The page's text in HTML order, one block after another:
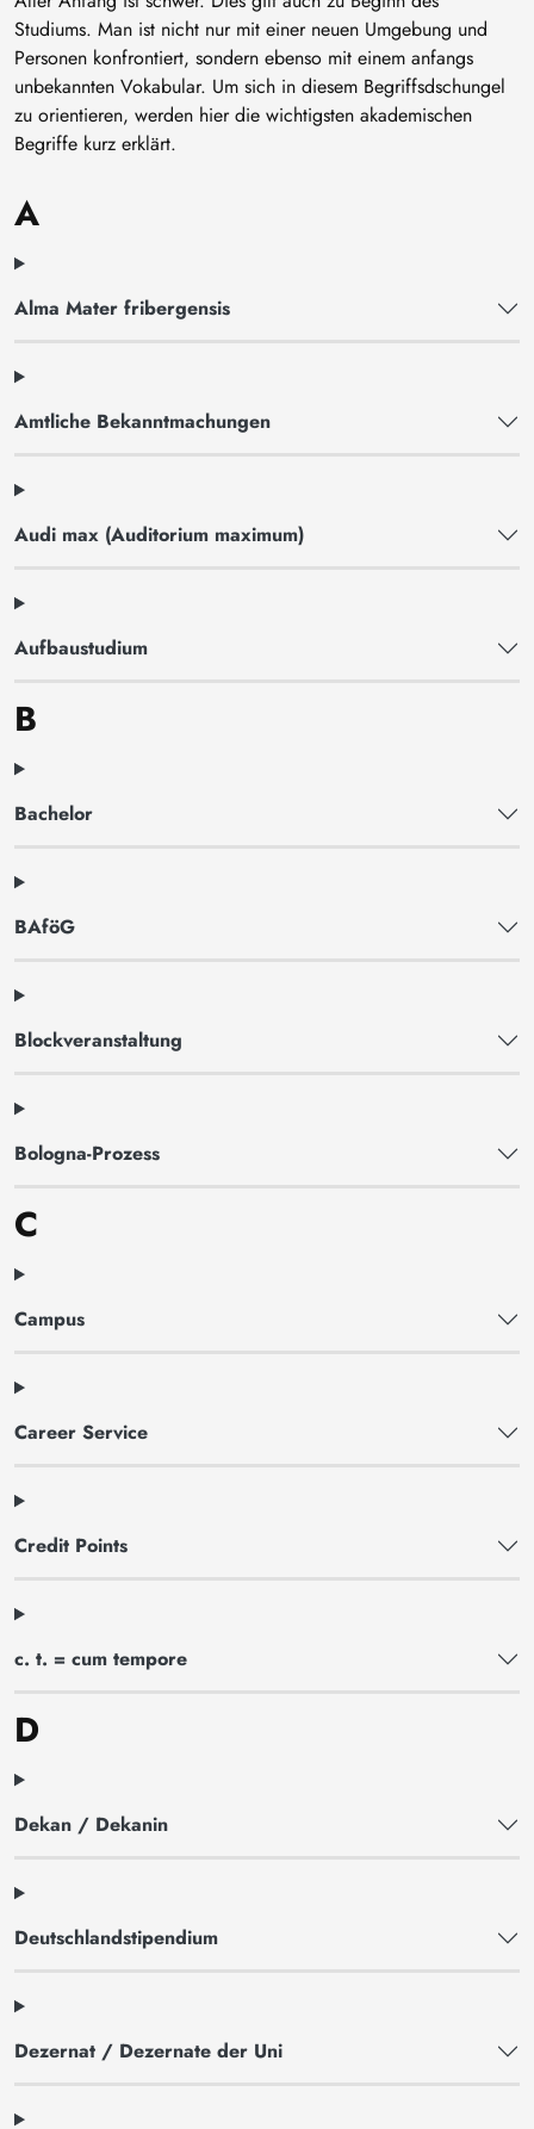
Studiums. Man ist nicht nur mit einer neuen Umgebung und
Personen konfrontiert, sondern ebenso mit einem anfangs
unbekannten Vokabular. Um sich in diesem Begriffsdschungel
zu orientieren, werden hier die wichtigsten akademischen
Begriffe kurz erklärt.
A
Alma Mater fribergensis
Amtliche Bekanntmachungen
Audi max (Auditorium maximum)
Aufbaustudium
B
Bachelor
BAföG
Blockveranstaltung
Bologna-Prozess
C
Campus
Career Service
Credit Points
c. t. = cum tempore
D
Dekan / Dekanin
Deutschlandstipendium
Dezernat / Dezernate der Uni